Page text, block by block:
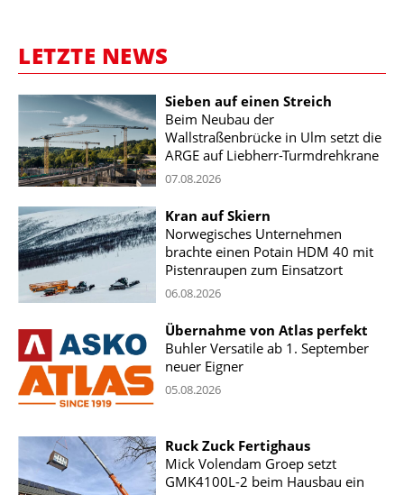
LETZTE NEWS
Sieben auf einen Streich
Beim Neubau der
Wallstraßenbrücke in Ulm setzt die
ARGE auf Liebherr-Turmdrehkrane
07.08.2026
Kran auf Skiern
Norwegisches Unternehmen
brachte einen Potain HDM 40 mit
Pistenraupen zum Einsatzort
06.08.2026
Übernahme von Atlas perfekt
Buhler Versatile ab 1. September
neuer Eigner
05.08.2026
Ruck Zuck Fertighaus
Mick Volendam Groep setzt
GMK4100L-2 beim Hausbau ein